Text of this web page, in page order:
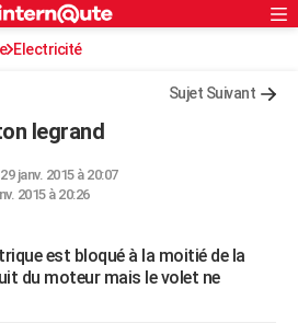
S'inscrire
Connexion
Electricité
Sujet Suivant
legrand
janv. 2015 à 20:07
2015 à 20:26
est bloqué à la moitié de la
du moteur mais le volet ne